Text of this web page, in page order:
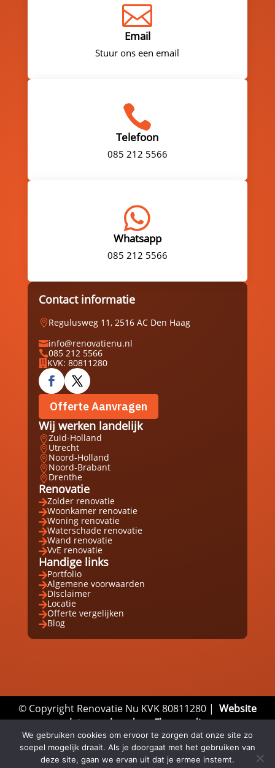

Email
Stuur ons een email

Telefoon
085 212 5566

Whatsapp
085 212 5566
Contact informatie
Regulusweg 11, 2516 AC Den Haag
info@renovatienu.nl
085 212 5566
 KVK: 80811280
Offerte Aanvragen
Wij werken landelijk
Zuid-Holland
Utrecht
Noord-Holland
Noord-Brabant
Drenthe
Renovatie
Zolder renovatie
Woonkamer renovatie
Woning renovatie
Waterschade renovatie
Wand renovatie
VvE renovatie
Handige links
Portfolio
Algemene voorwaarden
DIsclaimer
Locatie
Offerte vergelijken
Blog
© Copyright Renovatie Nu KVK 80811280 | Website
laten maken door Flexamedia
Privacyverklaring|Disclaimer| Algemene
Voorwaarden
We gebruiken cookies om ervoor te zorgen dat onze site zo
soepel mogelijk draait. Als je doorgaat met het gebruiken van
deze site, gaan we ervan uit dat je ermee instemt.